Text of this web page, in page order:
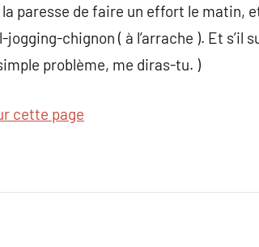
la paresse de faire un effort le
chignon ( à l’arrache ). Et s’il
problème, me diras-tu. )
cette page